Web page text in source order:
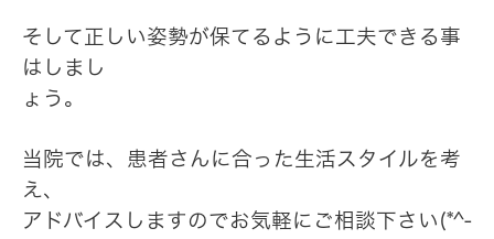
そして正しい姿勢が保てるように工夫できる事
はしまし
ょう。
当院では、患者さんに合った生活スタイルを考
え、
アドバイスしますのでお気軽にご相談下さい(*^-